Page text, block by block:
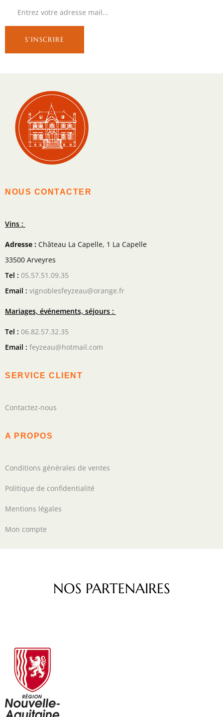
NOUS CONTACTER
Vins :
Adresse : Château La Capelle, 1 La Capelle
33500 Arveyres
Tel : 05.57.51.09.35
Email : vignoblesfeyzeau@orange.fr
Mariages, événements, séjours :
Tel : 06.82.57.32.35
Email : feyzeau@hotmail.com
SERVICE CLIENT
Contactez-nous
A PROPOS
Conditions générales de ventes
Politique de confidentialité
Mentions légales
Mon compte
NOS PARTENAIRES